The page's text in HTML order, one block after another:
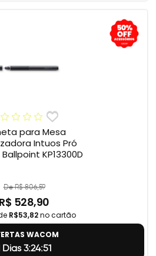
para Mesa
Intuos Pró
KP13300D
De R$ 806,59
R$ 528,90
R$53,82no cartão
WACOM
Dias 3:24:50